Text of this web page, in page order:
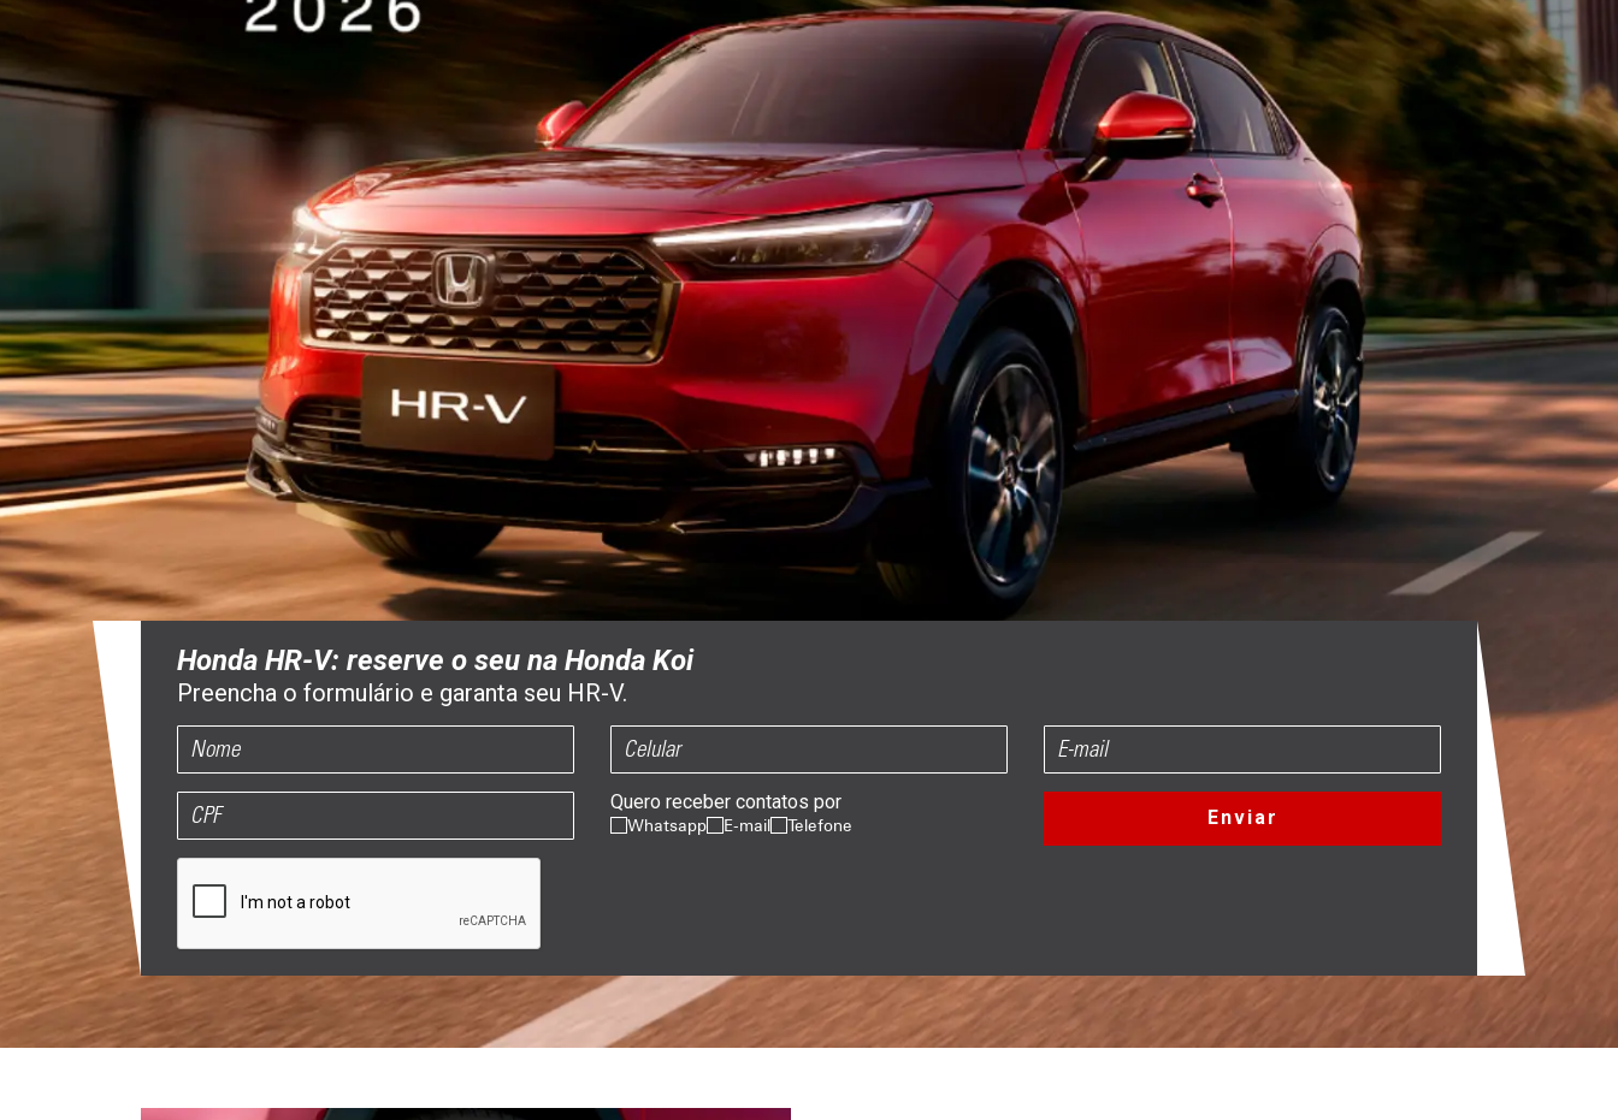
Honda HR-V: reserve o seu na Honda Koi
Preencha o formulário e garanta seu HR-V.
Quero receber contatos por
Whatsapp E-mail Telefone